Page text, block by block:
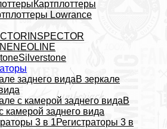
Картплоттеры
Lowrance
INSPECTOR
NEOLINE
Silverstone
В зеркале
В
камерой заднего вида
Регистраторы 3 в